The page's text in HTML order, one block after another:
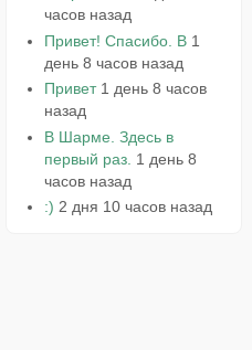
часов назад
Привет! Спасибо. В 1
день 8 часов назад
Привет 1 день 8 часов
назад
В Шарме. Здесь в
первый раз. 1 день 8
часов назад
:) 2 дня 10 часов назад